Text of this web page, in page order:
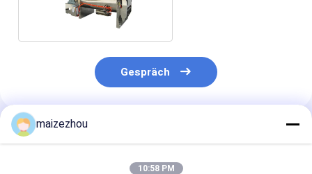
Gespräch
Empfohlene Produkte
maizezhou
10:58 PM